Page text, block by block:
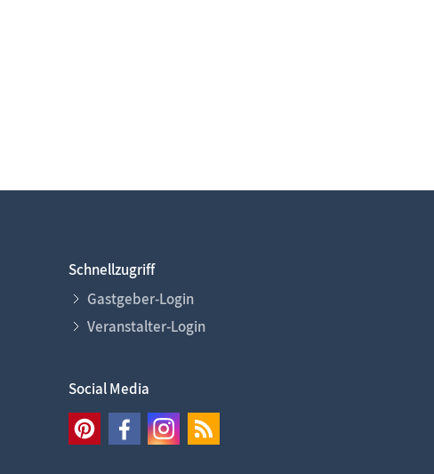
Schnellzugriff
Gastgeber-Login
Veranstalter-Login
Social Media